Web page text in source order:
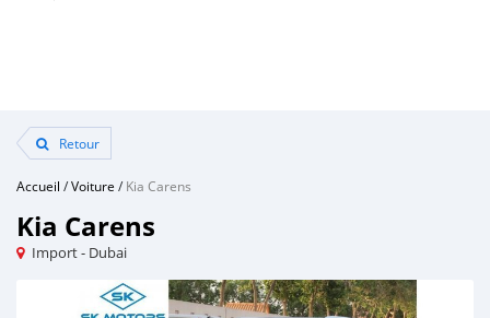
Retour
Accueil /Voiture /Kia Carens
Kia Carens
Import - Dubai